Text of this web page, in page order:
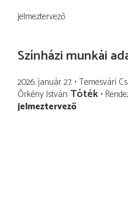
jelmeztervező
Színházi munkái
2026. január 27. Temesvári
Örkény István Tóték
jelmeztervező